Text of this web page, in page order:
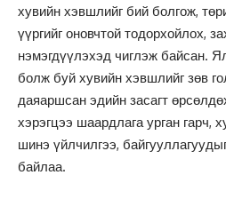
хувийн хэвшлийг бий болгож,
үүргийг оновчтой тодорхойлох,
нэмэгдүүлэхэд чиглэж байсан.
болж буй хувийн хэвшлийг зөв
даяаршсан эдийн засагт
хэрэгцээ шаардлага урган гарч,
шинэ үйлчилгээ,
байлаа.